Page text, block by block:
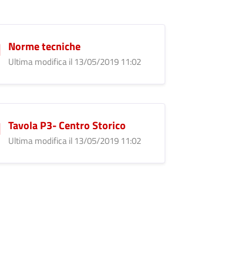
Norme tecniche
Ultima modifica il 13/05/2019 11:02
Tavola P3- Centro Storico
Ultima modifica il 13/05/2019 11:02